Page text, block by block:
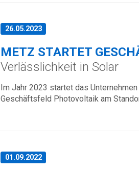
26.05.2023
METZ STARTET
Verlässlichkeit in Solar
Im Jahr 2023 startet das
Geschäftsfeld Photovoltaik am
01.09.2022